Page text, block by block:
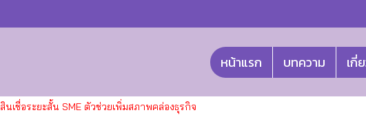
หน้าแรก บทความ เกี่
สินเชื่อระยะสั้น SME ตัวช่วยเพิ่มสภาพคล่องธุรกิจ